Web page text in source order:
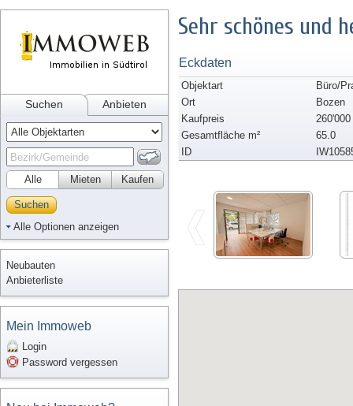
Suchen Anbieten
Alle Kaufen
Mieten
Suchen
Alle Optionen anzeigen
Neubauten
Anbieterliste
Mein Immoweb
Login
Password vergessen
Sehr schönes und
Eckdaten
Objektart
Büro/
Ort
Bozen
Kaufpreis
260'000
Gesamtfläche m²
65.0
ID